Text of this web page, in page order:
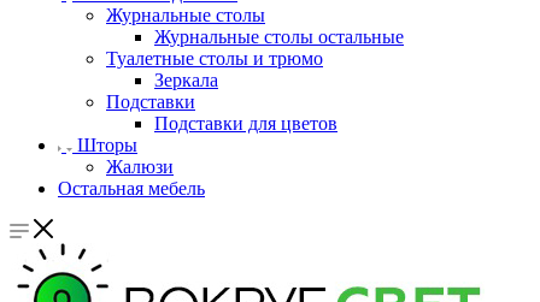
Журнальные столы
Журнальные столы остальные
Туалетные столы и трюмо
Зеркала
Подставки
Подставки для цветов
Шторы
Жалюзи
Остальная мебель